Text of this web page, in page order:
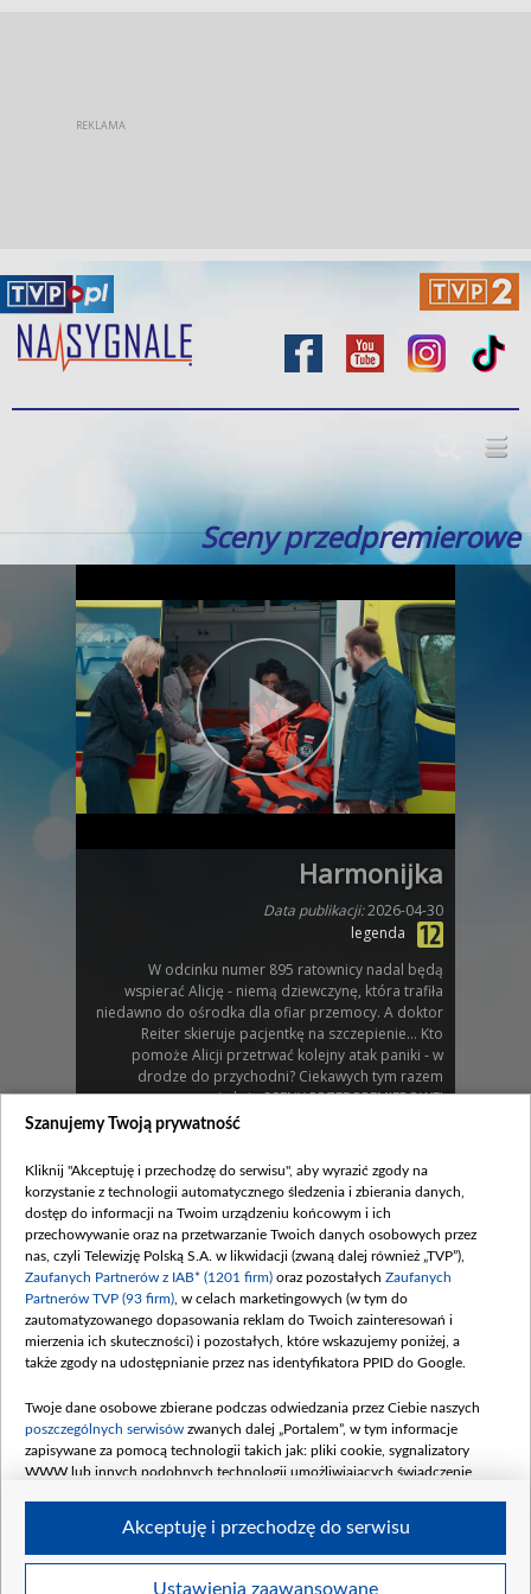
Sceny przedpremierowe
Harmonijka
Data publikacji:2026-04-30
legenda
W odcinku numer 895 ratownicy nadal będą
wspierać Alicję - niemą dziewczynę, która trafiła
niedawno do ośrodka dla ofiar przemocy. A doktor
Reiter skieruje pacjentkę na szczepienie... Kto
pomoże Alicji przetrwać kolejny atak paniki - w
drodze do przychodni? Ciekawych tym razem
zapraszamy na aż dwie SCENY PRZEDPREMIEROWE!
Zobacz również
Paluszek i deska
W odcinku numer...
Komentarze
Szanujemy Twoją prywatność
Kliknij "Akceptuję i przechodzę do serwisu", aby wyrazić zgody na
korzystanie z technologii automatycznego śledzenia i zbierania danych,
dostęp do informacji na Twoim urządzeniu końcowym i ich
przechowywanie oraz na przetwarzanie Twoich danych osobowych przez
nas, czyli Telewizję Polską S.A. w likwidacji (zwaną dalej również „TVP”),
Zaufanych Partnerów z IAB* (1201 firm) oraz pozostałych Zaufanych
Partnerów TVP (93 firm) , w celach marketingowych (w tym do
zautomatyzowanego dopasowania reklam do Twoich zainteresowań i
mierzenia ich skuteczności) i pozostałych, które wskazujemy poniżej, a
także zgody na udostępnianie przez nas identyfikatora PPID do Google.
Twoje dane osobowe zbierane podczas odwiedzania przez Ciebie naszych
poszczególnych serwisów zwanych dalej „Portalem”, w tym informacje
zapisywane za pomocą technologii takich jak: pliki cookie, sygnalizatory
WWW lub innych podobnych technologii umożliwiających świadczenie
Twoje dane osobowe zbierane podczas odwiedzania przez Ciebie
Ustawienia zaawansowane
Akceptuję i przechodzę do serwisu